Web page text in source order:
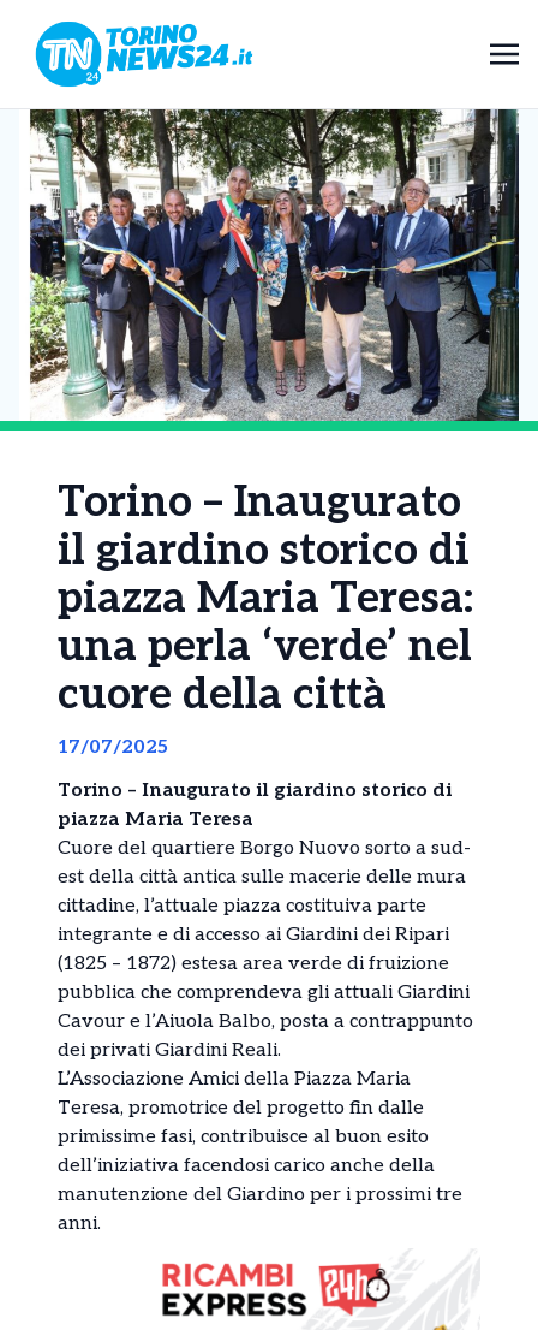
Torino – Inaugurato
il giardino storico di
piazza Maria Teresa:
una perla ‘verde’ nel
cuore della città
17/07/2025
Torino – Inaugurato il giardino storico di
piazza Maria Teresa
Cuore del quartiere Borgo Nuovo sorto a sud-
est della città antica sulle macerie delle mura
cittadine, l’attuale piazza costituiva parte
integrante e di accesso ai Giardini dei Ripari
(1825 – 1872) estesa area verde di fruizione
pubblica che comprendeva gli attuali Giardini
Cavour e l’Aiuola Balbo, posta a contrappunto
dei privati Giardini Reali.
L’Associazione Amici della Piazza Maria
Teresa, promotrice del progetto fin dalle
primissime fasi, contribuisce al buon esito
dell’iniziativa facendosi carico anche della
manutenzione del Giardino per i prossimi tre
anni.